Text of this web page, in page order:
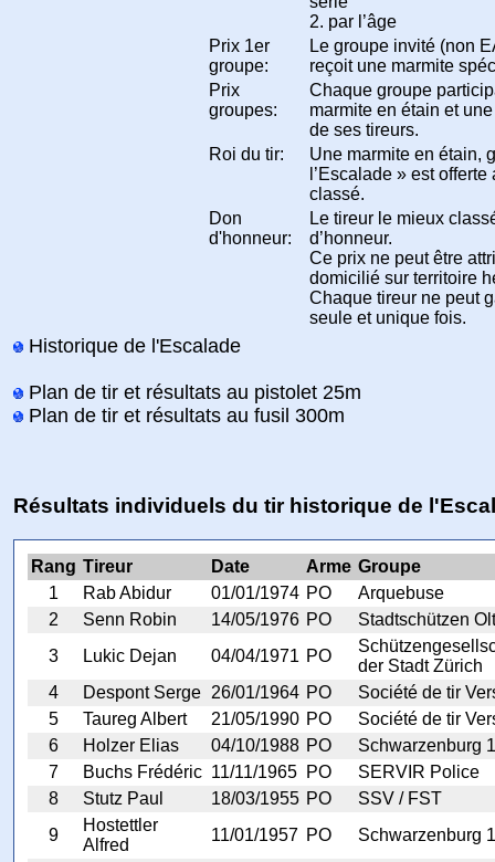
2. par l’âge
Prix 1er
groupe:
Le groupe invité (non
reçoit une marmite
Prix
groupes:
Chaque groupe
marmite en étain et
de ses tireurs.
Roi du tir:
Une marmite en étain,
l’Escalade » est
classé.
Don
d'honneur:
Le tireur le mieux
d’honneur.
Ce prix ne peut être
domicilié sur territoire
Chaque tireur ne peut
seule et unique fois.
Historique de l'Escalade
Plan de tir et résultats au pistolet 25m
Plan de tir et résultats au fusil 300m
Résultats individuels du tir historique de
Rang Tireur Date Arme Groupe
1
Rab Abidur 01/01/1974 PO
Arquebuse
2
Senn Robin 14/05/1976 PO
Stadtschützen
3
Lukic Dejan 04/04/1971 PO
der Stadt Zürich
4
Despont Serge 26/01/1964 PO
Société de tir
5
Taureg Albert 21/05/1990 PO
Société de tir
6
Holzer Elias 04/10/1988 PO
Schwarzenburg 1
7
Buchs Frédéric 11/11/1965 PO
SERVIR Police
8
Stutz Paul 18/03/1955 PO
SSV / FST
9
Hostettler
Alfred
11/01/1957 PO Schwarzenburg 1